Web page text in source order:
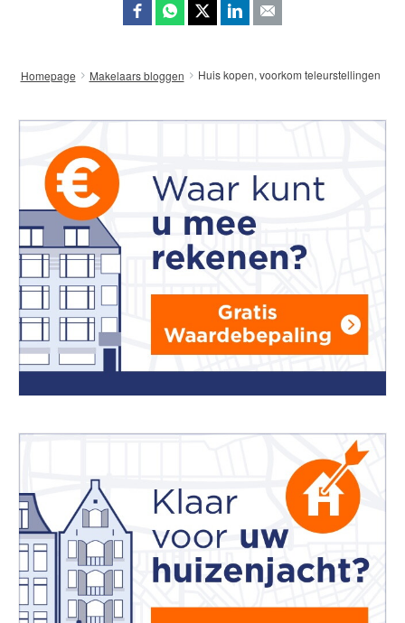
Homepage Makelaars bloggen Huis kopen, voorkom teleurstellingen